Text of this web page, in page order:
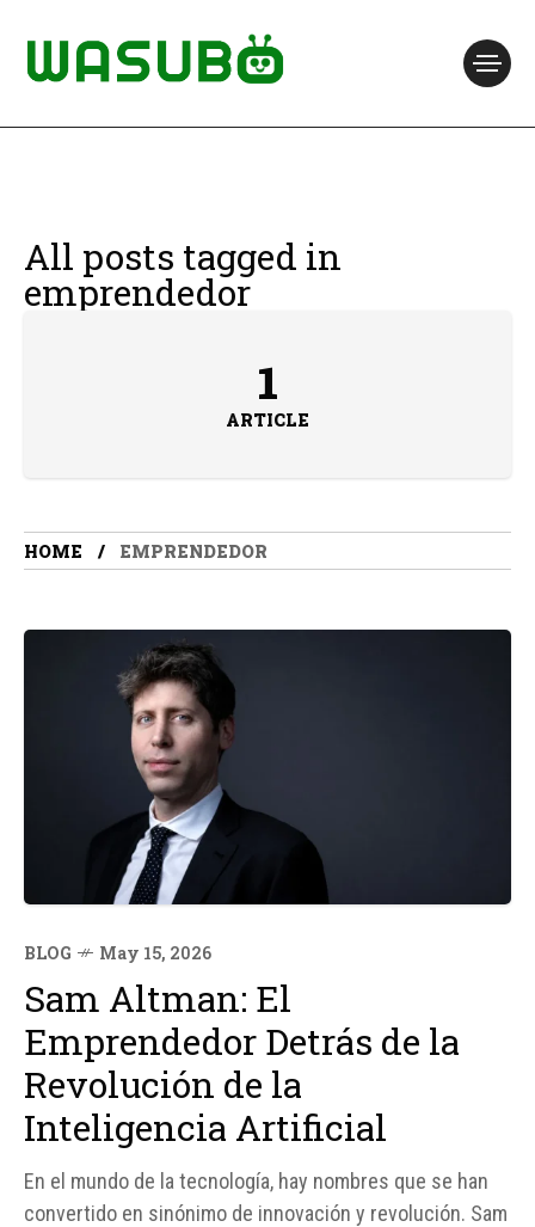
All posts tagged in
emprendedor
1
ARTICLE
HOME EMPRENDEDOR
BLOG May 15, 2026
Sam Altman: El
Emprendedor Detrás de la
Revolución de la
Inteligencia Artificial
En el mundo de la tecnología, hay nombres que se han
convertido en sinónimo de innovación y revolución. Sam